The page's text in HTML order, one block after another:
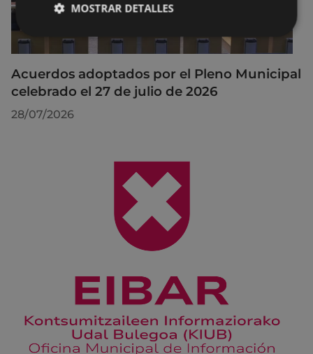
Acuerdos adoptados por el Pleno Municipal
celebrado el 27 de julio de 2026
28/07/2026
MOSTRAR DETALLES